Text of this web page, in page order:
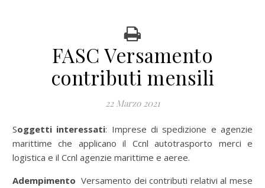
FASC Versamento
contributi mensili
22 Marzo 2021
Soggetti interessati: Imprese di spedizione e agenzie
marittime che applicano il Ccnl autotrasporto merci e
logistica e il Ccnl agenzie marittime e aeree.
Adempimento Versamento dei contributi relativi al mese